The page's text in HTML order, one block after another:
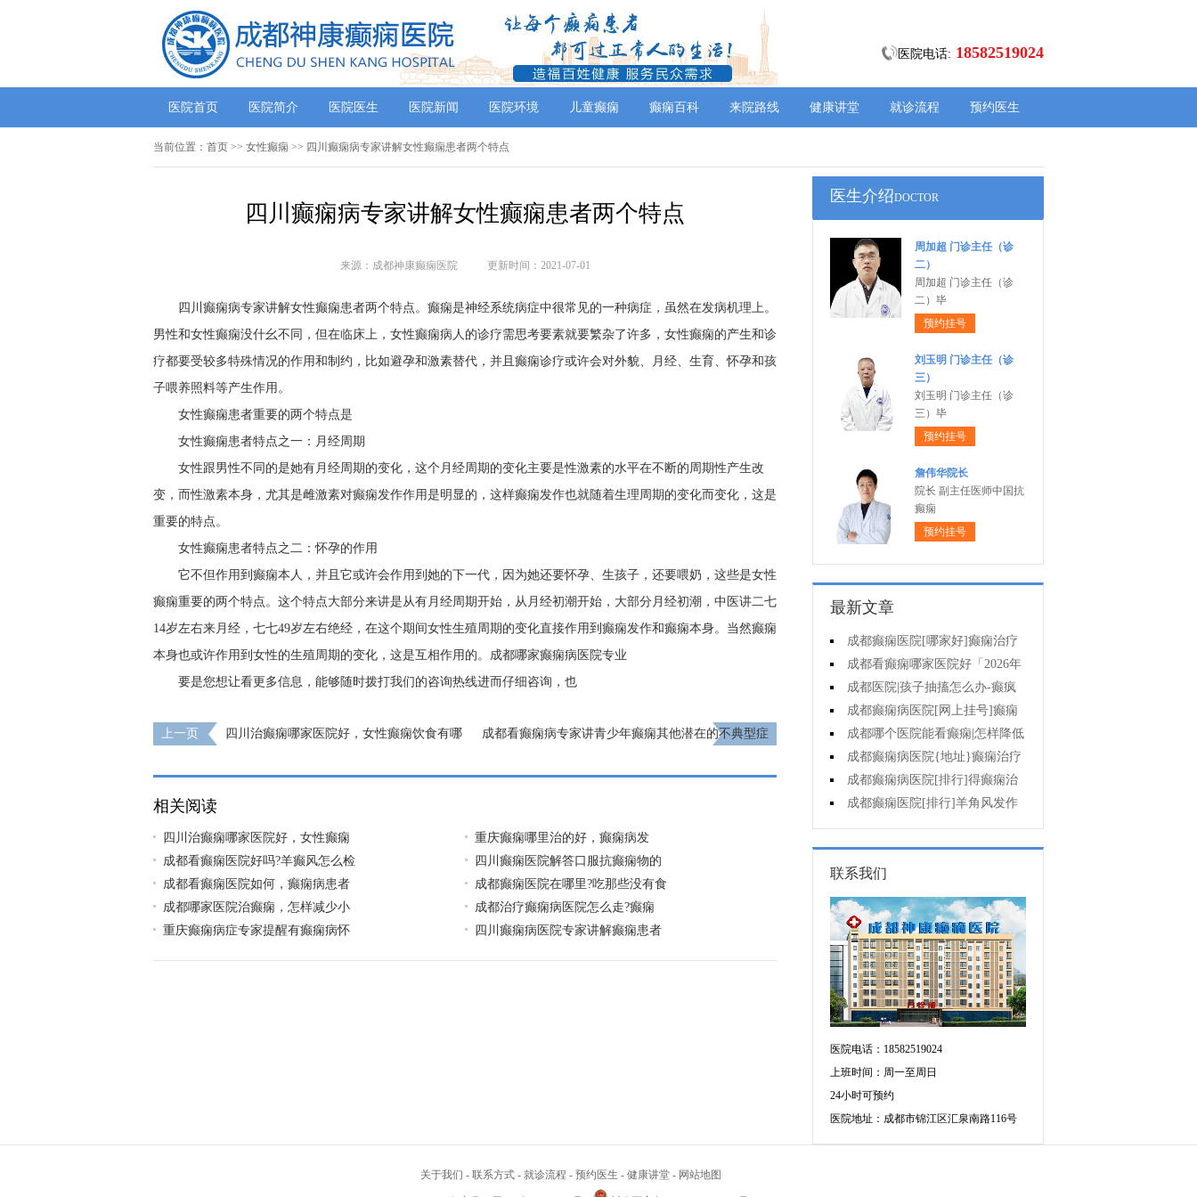
医院电话: 18582519024
医院首页 医院简介 医院医生 医院新闻 医院环境 儿童癫痫 癫痫百科 来院路线 健康讲堂 就诊流程 预约医生
当前位置： 首页 >> 女性癫痫 >> 四川癫痫病专家讲解女性癫痫患者两个特点
四川癫痫病专家讲解女性癫痫患者两个特点
来源：成都神康癫痫医院 更新时间：2021-07-01
四川癫痫病专家讲解女性癫痫患者两个特点。癫痫是神经系统病症中很常见的一种病症，虽然在发病机理上。
男性和女性癫痫没什幺不同，但在临床上，女性癫痫病人的诊疗需思考要素就要繁杂了许多，女性癫痫的产生和诊
疗都要受较多特殊情况的作用和制约，比如避孕和激素替代，并且癫痫诊疗或许会对外貌、月经、生育、怀孕和孩
子喂养照料等产生作用。
女性癫痫患者重要的两个特点是
女性癫痫患者特点之一：月经周期
女性跟男性不同的是她有月经周期的变化，这个月经周期的变化主要是性激素的水平在不断的周期性产生改
变，而性激素本身，尤其是雌激素对癫痫发作作用是明显的，这样癫痫发作也就随着生理周期的变化而变化，这是
重要的特点。
女性癫痫患者特点之二：怀孕的作用
它不但作用到癫痫本人，并且它或许会作用到她的下一代，因为她还要怀孕、生孩子，还要喂奶，这些是女性
癫痫重要的两个特点。这个特点大部分来讲是从有月经周期开始，从月经初潮开始，大部分月经初潮，中医讲二七
14岁左右来月经，七七49岁左右绝经，在这个期间女性生殖周期的变化直接作用到癫痫发作和癫痫本身。当然癫痫
本身也或许作用到女性的生殖周期的变化，这是互相作用的。 成都哪家癫痫病医院专业
要是您想让看更多信息，能够随时拨打我们的咨询热线进而仔细咨询，也
上一页
四川治癫痫哪家医院好，女性癫痫饮食有哪
成都看癫痫病专家讲青少年癫痫其他潜在的不典型症
相关阅读
四川治癫痫哪家医院好，女性癫痫
​重庆癫痫哪里治的好，癫痫病发
成都看癫痫医院好吗?羊癫风怎么检
四川癫痫医院解答口服抗癫痫物的
成都看癫痫医院如何，癫痫病患者
成都癫痫医院在哪里?吃那些没有食
成都哪家医院治癫痫，怎样减少小
​成都治疗癫痫病医院怎么走?癫痫
重庆癫痫病症专家提醒有癫痫病怀
四川癫痫病医院专家讲解癫痫患者
医生介绍DOCTOR
周加超 门诊主任（诊
二）
周加超 门诊主任（诊
二）毕
预约挂号
刘玉明 门诊主任（诊
三）
刘玉明 门诊主任（诊
三）毕
预约挂号
詹伟华院长
院长 副主任医师中国抗
癫痫
预约挂号
最新文章
成都癫痫医院[哪家好]癫痫治疗
起来很困难吗?
成都看癫痫哪家医院好「2026年
度公布」为什么有癫痫的病人容易
猝死?
成都医院|孩子抽搐怎么办-癫疯
病病人反复发作的原因是什么?
成都癫痫病医院[网上挂号]癫痫
的治疗要注意什么?
成都哪个医院能看癫痫|怎样降低
癫痫遗传风险?
成都癫痫病医院{地址}癫痫治疗
中为什么还是犯病?
成都癫痫病医院[排行]得癫痫治
不好是为什么?
成都癫痫医院[排行]羊角风发作
有哪些危害?
联系我们
医院电话：18582519024
上班时间：周一至周日
24小时可预约
医院地址：成都市锦江区汇泉南路116号
关于我们 - 联系方式 - 就诊流程 - 预约医生 - 健康讲堂 - 网站地图